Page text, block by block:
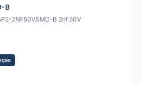
B
2NF50VSMD-B 2nf 50V